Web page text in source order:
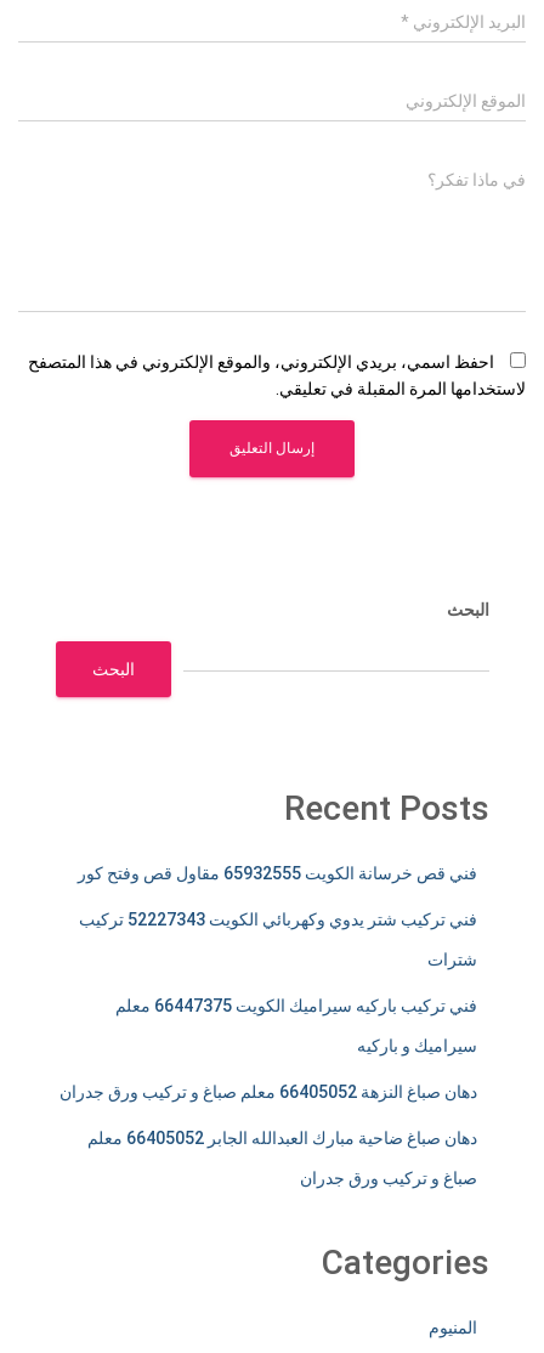
البريد الإلكتروني *
الموقع الإلكتروني
في ماذا تفكر؟
احفظ اسمي، بريدي الإلكتروني، والموقع الإلكتروني في هذا المتصفح
لاستخدامها المرة المقبلة في تعليقي.
البحث
البحث
Recent Posts
فني قص خرسانة الكويت 65932555 مقاول قص وفتح كور
فني تركيب شتر يدوي وكهربائي الكويت 52227343 تركيب
شترات
فني تركيب باركيه سيراميك الكويت 66447375 معلم
سيراميك و باركيه
دهان صباغ النزهة 66405052 معلم صباغ و تركيب ورق جدران
دهان صباغ ضاحية مبارك العبدالله الجابر 66405052 معلم
صباغ و تركيب ورق جدران
Categories
المنيوم